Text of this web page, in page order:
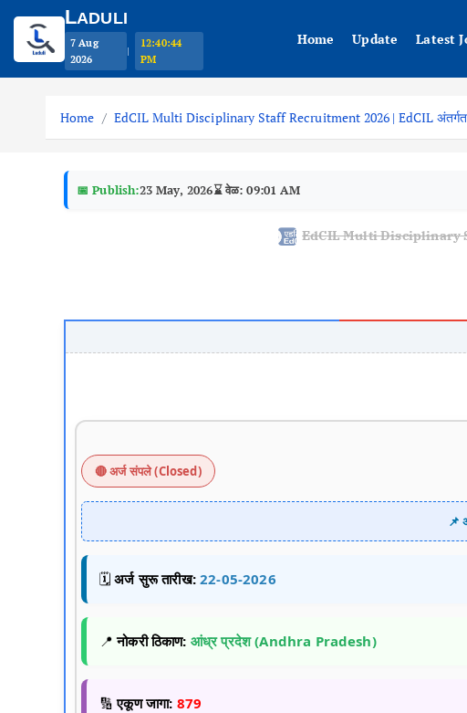
Home EdCIL Multi Disciplinary Staff Recruitment 2026 | EdCIL अंतर्गत
📅 Publish:23 May, 2026⌛ वेळ: 09:01 AM
EdCIL Multi Disciplinary
🔴 अर्ज संपले (Closed)
📌
🗓️अर्ज सुरू तारीख: 22-05-2026
📍नोकरी ठिकाण: आंध्र प्रदेश (Andhra Pradesh)
🔢एकूण जागा: 879
LADULI
7 Aug
2026
|
12:40:45
PM
Home Update Latest